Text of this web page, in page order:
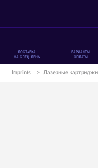
ДОСТАВКА
НА СЛЕД. ДЕНЬ
ВАРИАНТЫ
ОПЛАТЫ
Imprints > Лазерные картриджи